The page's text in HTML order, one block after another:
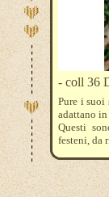
- coll 36
Pure i suoi
adattano
Questi
festeni, da
Blanc -
- 520 -